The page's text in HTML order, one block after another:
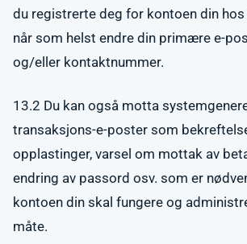
du registrerte deg for kontoen din hos
når som helst endre din primære e-
og/eller kontaktnummer.
13.2 Du kan også motta
transaksjons-e-poster som
opplastinger, varsel om mottak av
endring av passord osv. som er
kontoen din skal fungere og
måte.